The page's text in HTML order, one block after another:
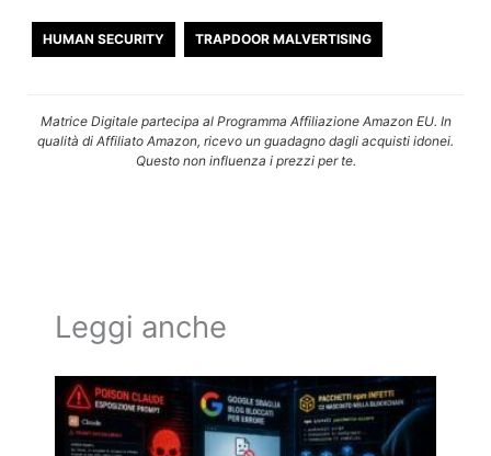
HUMAN SECURITY TRAPDOOR MALVERTISING
Matrice Digitale partecipa al Programma Affiliazione Amazon EU. In
qualità di Affiliato Amazon, ricevo un guadagno dagli acquisti idonei.
Questo non influenza i prezzi per te.
Leggi anche